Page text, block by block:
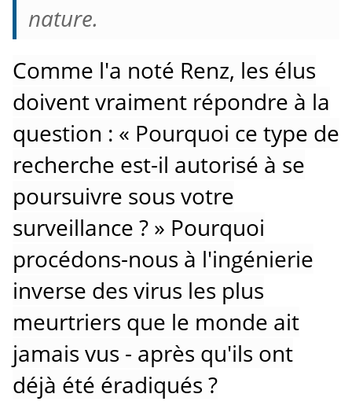
nature.
Comme l'a noté Renz, les élus
doivent vraiment répondre à la
question : « Pourquoi ce type de
recherche est-il autorisé à se
poursuivre sous votre
surveillance ? » Pourquoi
procédons-nous à l'ingénierie
inverse des virus les plus
meurtriers que le monde ait
jamais vus - après qu'ils ont
déjà été éradiqués ?